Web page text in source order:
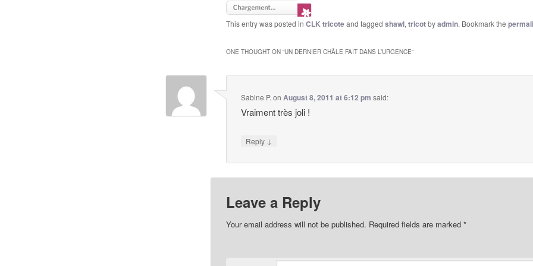
This entry was posted in CLK tricoteand tagged shawl, tricotbyadmin. Bookmark the
ONE THOUGHT ON “UN DERNIER CHÂLE FAIT DANS L’URGENCE”
Sabine P. on August 8, 2011 at 6:12 pm said:
Vraiment très joli !
Reply ↓
Leave a Reply
Your email address will not be published. Required fields are marked *